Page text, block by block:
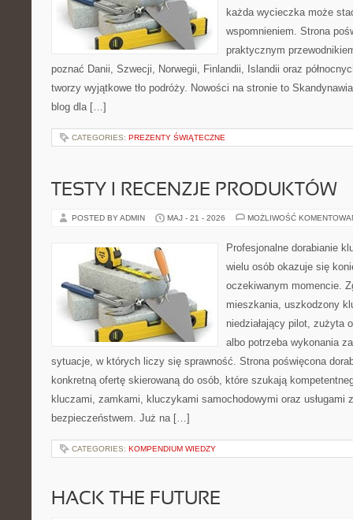
każda wycieczka może
wspomnieniem. Strona
praktycznym
poznać Danii, Szwecji, Norwegii, Finlandii, Islandii oraz
tworzy wyjątkowe tło podróży. Nowości na stronie to
blog dla […]
CATEGORIES: PREZENTY ŚWIĄTECZNE
TESTY I RECENZJE PRODUKTÓW
POSTED BY ADMIN MAJ - 21 - 2026 MOŻLIWOŚĆ
Profesjonalne dorabianie
wielu osób okazuje się
oczekiwanym momencie.
mieszkania, uszkodzony
niedziałający pilot, zużyta
albo potrzeba wykonania
sytuacje, w których liczy się sprawność. Strona poświęcona
konkretną ofertę skierowaną do osób, które szukają
kluczami, zamkami, kluczykami samochodowymi oraz usługami
bezpieczeństwem. Już na […]
CATEGORIES: KOMPENDIUM WIEDZY
HACK THE FUTURE